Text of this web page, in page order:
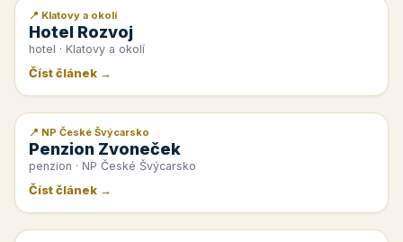
📰 PR článek
📍 Klatovy a okolí
Hotel Rozvoj
hotel · Klatovy a okolí
Číst článek →
📰 PR článek
📍 NP České Švýcarsko
Penzion Zvoneček
penzion · NP České Švýcarsko
Číst článek →